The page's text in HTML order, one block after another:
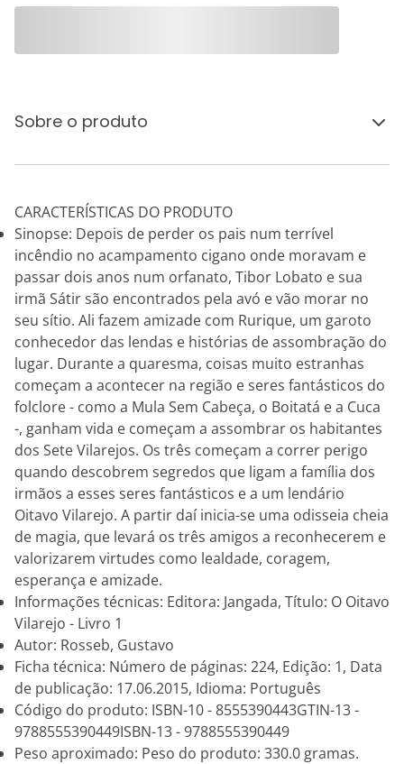
Sobre o produto
CARACTERÍSTICAS DO PRODUTO
Sinopse: Depois de perder os pais num terrível
incêndio no acampamento cigano onde moravam e
passar dois anos num orfanato, Tibor Lobato e sua
irmã Sátir são encontrados pela avó e vão morar no
seu sítio. Ali fazem amizade com Rurique, um garoto
conhecedor das lendas e histórias de assombração do
lugar. Durante a quaresma, coisas muito estranhas
começam a acontecer na região e seres fantásticos do
folclore - como a Mula Sem Cabeça, o Boitatá e a Cuca
-, ganham vida e começam a assombrar os habitantes
dos Sete Vilarejos. Os três começam a correr perigo
quando descobrem segredos que ligam a família dos
irmãos a esses seres fantásticos e a um lendário
Oitavo Vilarejo. A partir daí inicia-se uma odisseia cheia
de magia, que levará os três amigos a reconhecerem e
valorizarem virtudes como lealdade, coragem,
esperança e amizade.
Informações técnicas: Editora: Jangada, Título: O Oitavo
Vilarejo - Livro 1
Autor: Rosseb, Gustavo
Ficha técnica: Número de páginas: 224, Edição: 1, Data
de publicação: 17.06.2015, Idioma: Português
Código do produto: ISBN-10 - 8555390443GTIN-13 -
9788555390449ISBN-13 - 9788555390449
Peso aproximado: Peso do produto: 330.0 gramas.